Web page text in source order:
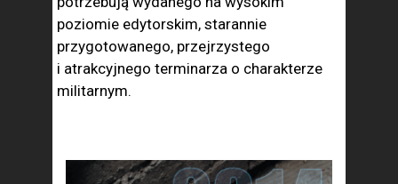
poziomie edytorskim, starannie
przygotowanego, przejrzystego
i atrakcyjnego terminarza o charakterze
militarnym.